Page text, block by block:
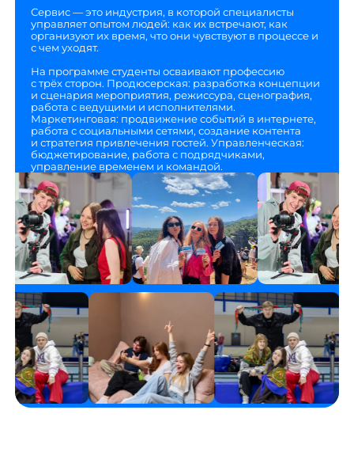
Сервис — это индустрия, в которой специалисты
управляет опытом людей: как их встречают, как
организуют их время, что они чувствуют в процессе и
с чем уходят.
На программе студенты осваивают профессию
с трёх сторон. Продюсерская: разработка концепции
и сценария мероприятия, режиссура, сценография,
работа с ведущими и исполнителями.
Маркетинговая: продвижение событий в интернете,
работа с социальными сетями, создание контента
и стратегия привлечения гостей. Управленческая:
бюджетирование, работа с подрядчиками,
управление временем и командой.